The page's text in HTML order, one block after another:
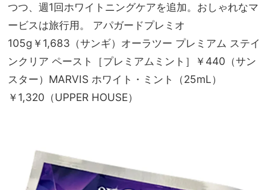
つつ、週1回ホワイトニングケアを追加。おしゃれなマ
ービスは旅行用。 アパガードプレミオ
105g￥1,683（サンギ）オーラツー プレミアム ステイ
ンクリア ペースト［プレミアムミント］￥440（サン
スター）MARVIS ホワイト・ミント（25mL）
￥1,320（UPPER HOUSE）